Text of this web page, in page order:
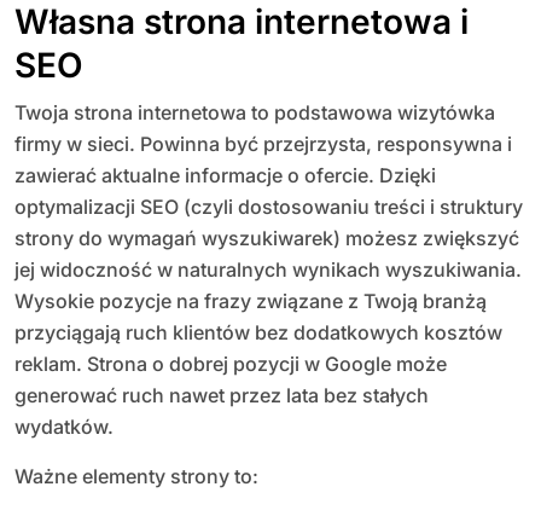
Własna strona internetowa i
SEO
Twoja strona internetowa to podstawowa wizytówka
firmy w sieci. Powinna być przejrzysta, responsywna i
zawierać aktualne informacje o ofercie. Dzięki
optymalizacji SEO (czyli dostosowaniu treści i struktury
strony do wymagań wyszukiwarek) możesz zwiększyć
jej widoczność w naturalnych wynikach wyszukiwania.
Wysokie pozycje na frazy związane z Twoją branżą
przyciągają ruch klientów bez dodatkowych kosztów
reklam. Strona o dobrej pozycji w Google może
generować ruch nawet przez lata bez stałych
wydatków.
Ważne elementy strony to: